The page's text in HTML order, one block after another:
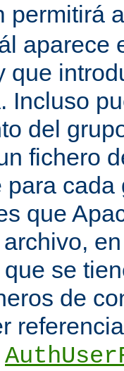
permitirá
aparece
que
Incluso
del
fichero
para
que
se
de